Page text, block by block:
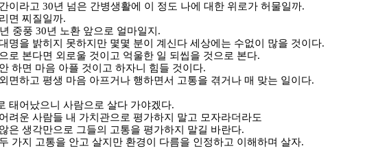
이라고 30년 넘은 간병생활에 이 정도 나에 대한 위로가 허물일까.
면 찌질일까.
년 중풍 30년 노환 앞으로 얼마일지 .
명을 밝히지 못하지만 몇몇 분이 계신다 세상에는 수없이 많을 것이다.
로 본다면 외로울 것이고 억울한 일 되씹을 것으로 본다.
하면 마음 아플 것이고 하자니 힘들 것이다.
면하고 평생 마음 아프거나 행하면서 고통을 겪거나 매 맞는 일이다.
태어났으니 사람으로 살다 가야겠다.
려운 사람들 내 가치관으로 평가하지 말고 모자라더라도
은 생각만으로 그들의 고통을 평가하지 말길 바란다.
가지 고통을 안고 살지만 환경이 다름을 인정하고 이해하며 살자.